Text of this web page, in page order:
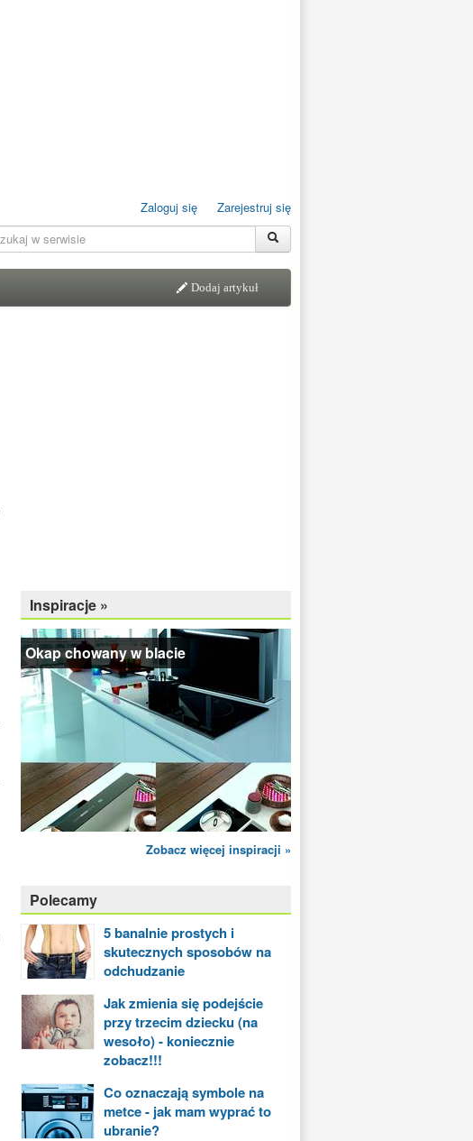
Zaloguj się Zarejestruj się
Dodaj artykuł
Inspiracje »
Okap chowany w blacie
Zobacz więcej inspiracji »
Polecamy
5 banalnie prostych i
skutecznych sposobów na
odchudzanie
Jak zmienia się podejście
przy trzecim dziecku (na
wesoło) - koniecznie
zobacz!!!
Co oznaczają symbole na
metce - jak mam wyprać to
ubranie?